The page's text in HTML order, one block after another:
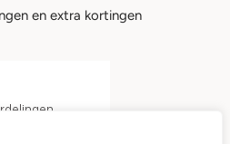
en extra kortingen